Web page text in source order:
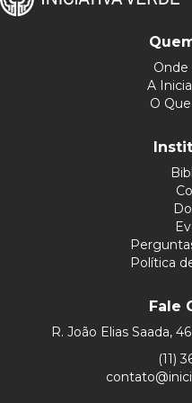
A
O
Política
Fale
R. João Elias Saada,
(11)